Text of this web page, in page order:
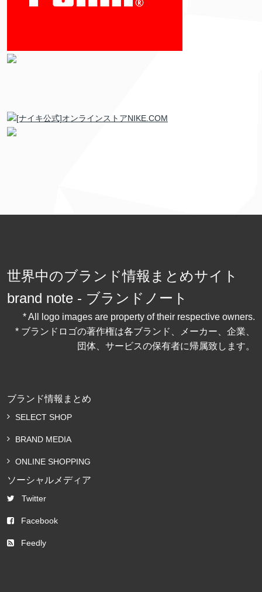
世界中のブランド情報まとめサイト
brand note - ブランドノート
* All logo images are property of their respective owners.
* ブランドロゴの著作権は各ブランド、メーカー、企業、
団体、サービスの保有者に帰属致します。
ブランド情報まとめ
SELECT SHOP
BRAND MEDIA
ONLINE SHOPPING
ソーシャルメディア
Twitter
Facebook
Feedly